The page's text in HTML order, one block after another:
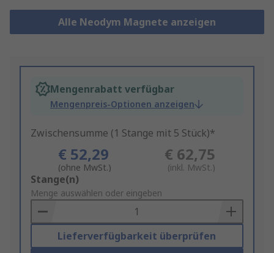
Alle Neodym Magnete anzeigen
Mengenrabatt verfügbar
Mengenpreis-Optionen anzeigen
Zwischensumme (1 Stange mit 5 Stück)*
€ 52,29
(ohne MwSt.)
€ 62,75
(inkl. MwSt.)
Add
to
Basket
Stange(n)
Menge auswählen oder eingeben
Lieferverfügbarkeit überprüfen